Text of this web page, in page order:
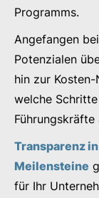
Programms.
Angefangen
Potenzialen
hin zur
welche
Transparenz
Meilensteine
für Ihr